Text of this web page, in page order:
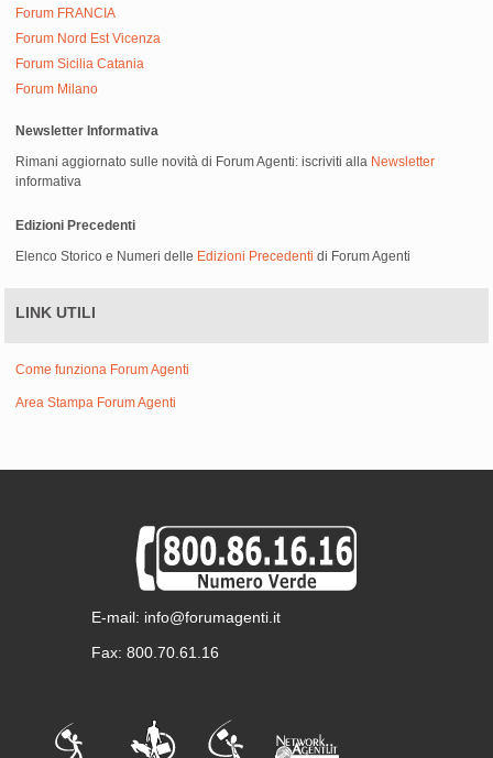
Forum FRANCIA
Forum Nord Est Vicenza
Forum Sicilia Catania
Forum Milano
Newsletter Informativa
Rimani aggiornato sulle novità di Forum Agenti: iscriviti alla Newsletter
informativa
Edizioni Precedenti
Elenco Storico e Numeri delle Edizioni Precedenti di Forum Agenti
LINK UTILI
Come funziona Forum Agenti
Area Stampa Forum Agenti
E-mail: info@forumagenti.it
Fax: 800.70.61.16